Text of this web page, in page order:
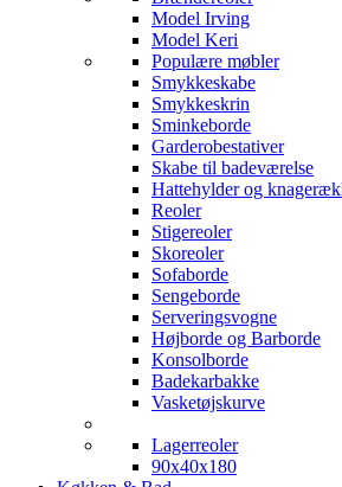
Model Irving
Model Keri
Populære møbler
Smykkeskabe
Smykkeskrin
Sminkeborde
Garderobestativer
Skabe til badeværelse
Hattehylder og
Reoler
Stigereoler
Skoreoler
Sofaborde
Sengeborde
Serveringsvogne
Højborde og Barborde
Konsolborde
Badekarbakke
Vasketøjskurve
Lagerreoler
90x40x180